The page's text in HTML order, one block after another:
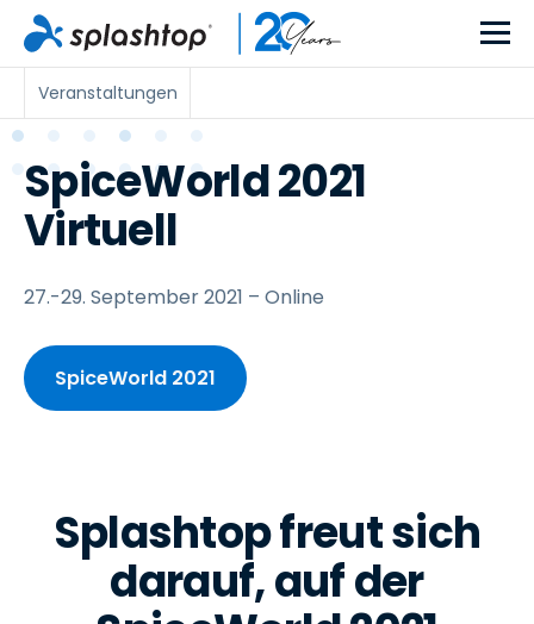
Veranstaltungen
SpiceWorld 2021
Virtuell
27.-29. September 2021 – Online
SpiceWorld 2021
Splashtop freut sich
darauf, auf der